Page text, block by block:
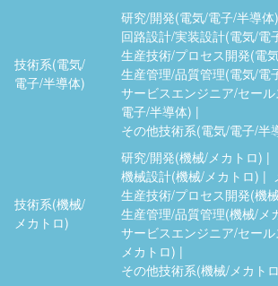
技術系(電気/
電子/半導体)
研究/開発(電気/電子/半導体)
回路設計/実装設計(電気/電
生産技術/プロセス開発(電
生産管理/品質管理(電気/電
サービスエンジニア/セー
電子/半導体)
その他技術系(電気/電子/半
技術系(機械/
メカトロ)
研究/開発(機械/メカトロ)
機械設計(機械/メカトロ)
生産技術/プロセス開発(機
生産管理/品質管理(機械/メ
サービスエンジニア/セー
メカトロ)
その他技術系(機械/メカト